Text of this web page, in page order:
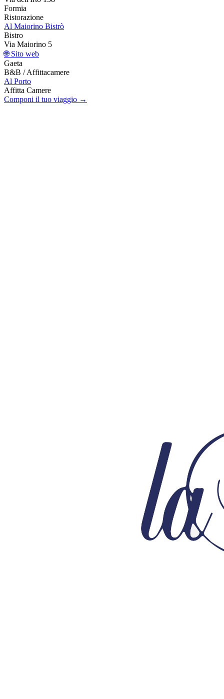
Formia
Ristorazione
Al Maiorino Bistrò
Bistro
Via Maiorino 5
🌐 Sito web
Gaeta
B&B / Affittacamere
Al Porto
Affitta Camere
Componi il tuo viaggio →